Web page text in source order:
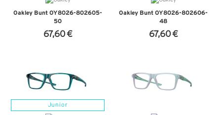
Oakley Bunt OY8026-802605-
50
67,60 €
Oakley Bunt OY8026-802606-
48
67,60 €
Junior